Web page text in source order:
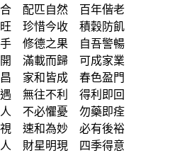
配匹自然 百年偕老
旺 珍惜今收 積穀防飢
修德之果 自吾警暢
滿載而歸 可成家業
家和皆成 春色盈門
無往不利 得利即回
不必懼憂 勿藥即痊
視 速和為妙 必有後裕
人 財星明現 四季得意